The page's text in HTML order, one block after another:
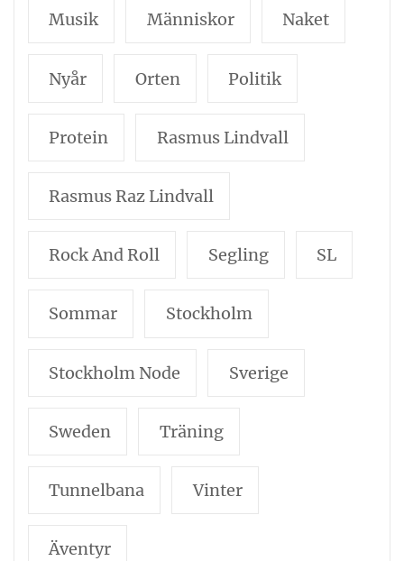
Musik Människor Naket
Nyår Orten Politik
Protein Rasmus Lindvall
Rasmus Raz Lindvall
Rock And Roll Segling SL
Sommar Stockholm
Stockholm Node Sverige
Sweden Träning
Tunnelbana Vinter
Äventyr